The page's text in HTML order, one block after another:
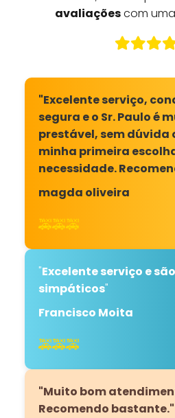
avaliaçõescom
"Excelente serviço,
segura e o Sr. Paulo é
prestável, sem dúvida
minha primeira
necessidade.
magda oliveira
🚕🚕🚕
"Excelente serviço e
simpáticos"
Francisco Moita
🚕🚕🚕
"Muito bom
Recomendo bastante."